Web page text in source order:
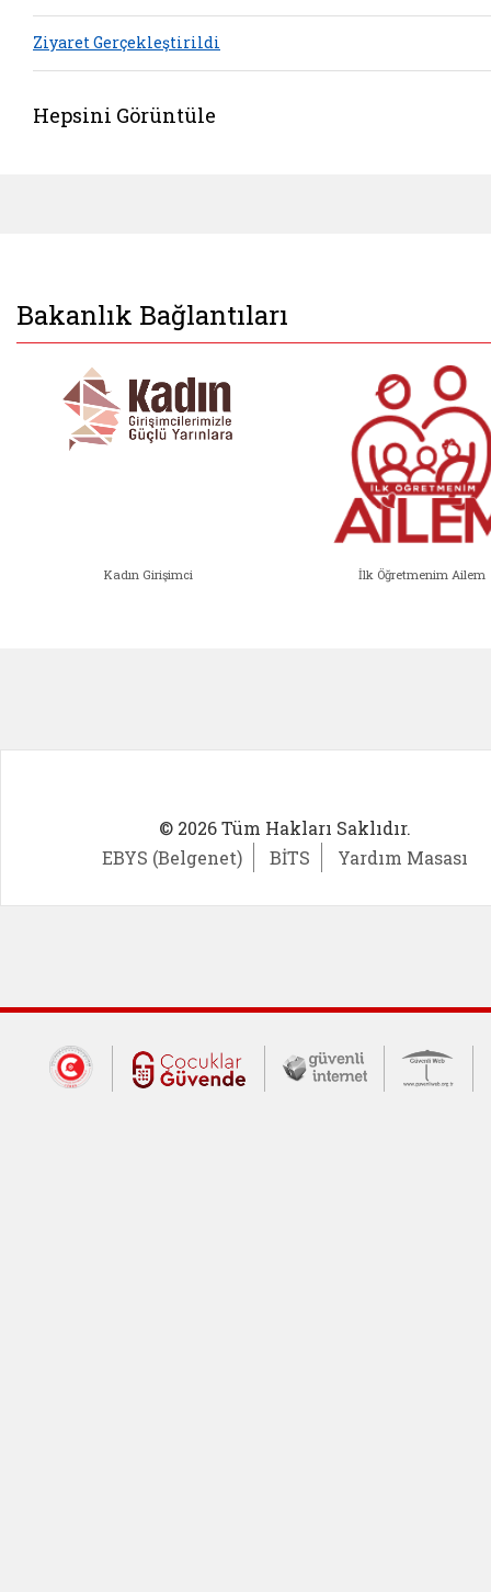
Ziyaret Gerçekleştirildi
Hepsini Görüntüle
Bakanlık Bağlantıları
Kadın Girişimci İlk Öğretmenim Ailem
© 2026 Tüm Hakları Saklıdır.
EBYS (Belgenet)
BİTS Yardım Masası
Dış Bağlantılar
Cumhurbaşkanlığı İletişim Merkezi
Çocuklar Güvende (yeni
Güvenli